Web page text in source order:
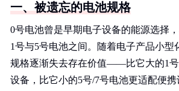
一、被遗忘的电池规格
0号电池曾是早期电子设备的能源选择
1号与5号电池之间。随着电子产品小型
规格逐渐失去存在价值——比它大的1
设备，比它小的5号/7号电池更适配便